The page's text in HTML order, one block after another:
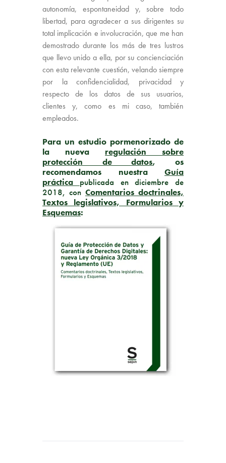
autonomía, espontaneidad y, sobre todo
libertad, para agradecer a sus dirigentes su
total implicación e involucración, que me han
demostrado durante los más de tres lustros
que llevo unido a ella, por su concienciación
con esta relevante cuestión, velando siempre
por la confidencialidad, privacidad y
respecto de los datos de sus usuarios,
clientes y, como es mi caso, también
empleados.
Para un estudio pormenorizado de
la nueva regulación sobre
protección de datos, os
recomendamos nuestra Guía
práctica publicada en diciembre de
2018, con Comentarios doctrinales,
Textos legislativos, Formularios y
Esquemas: